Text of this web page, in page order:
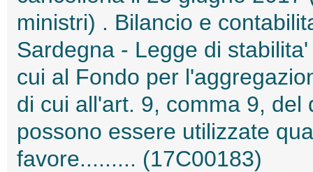
ministri) . Bilancio e
Sardegna - Legge di
cui al Fondo per
di cui all'art. 9, comma 9,
possono essere utilizzate
favore......... (17C00183)